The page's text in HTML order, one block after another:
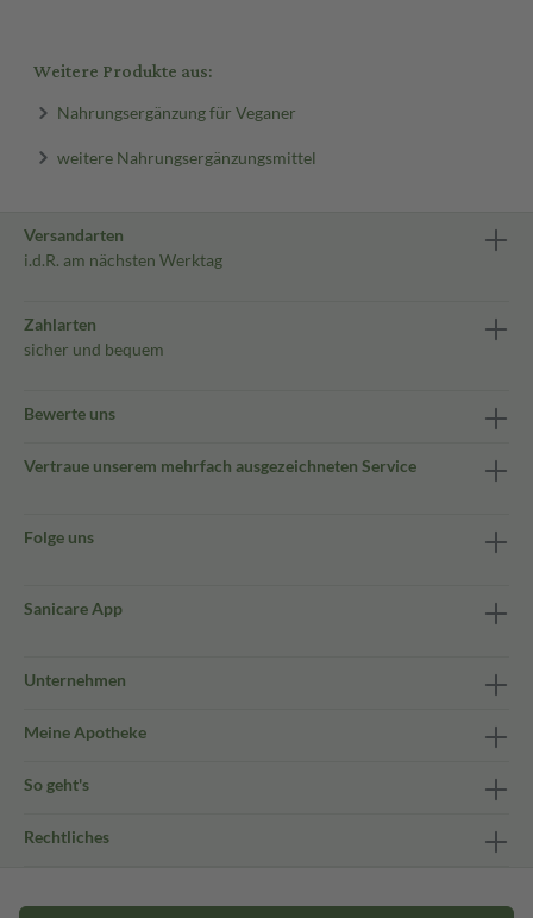
Weitere Produkte aus:
Nahrungsergänzung für Veganer
weitere Nahrungsergänzungsmittel
Versandarten
i.d.R. am nächsten Werktag
Zahlarten
sicher und bequem
Bewerte uns
Vertraue unserem mehrfach ausgezeichneten Service
Folge uns
Sanicare App
Unternehmen
Meine Apotheke
So geht's
Rechtliches